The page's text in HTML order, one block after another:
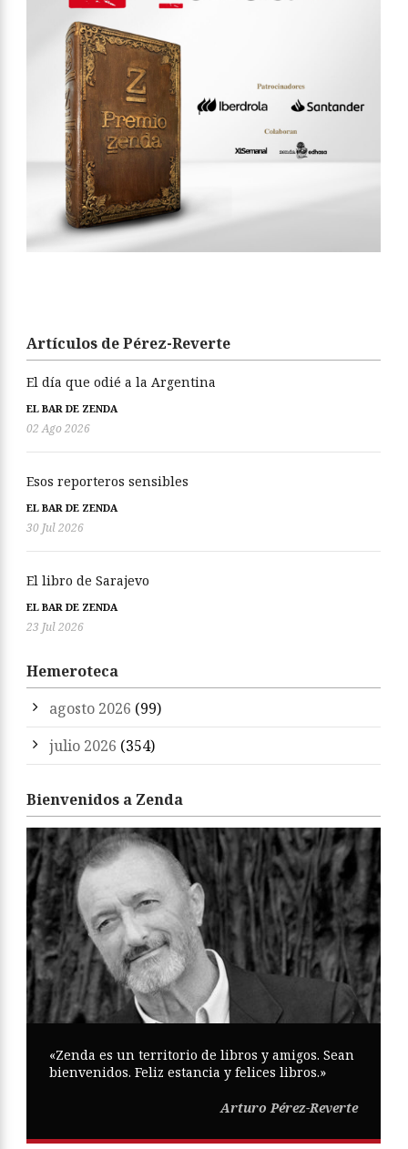
Artículos de Pérez-Reverte
El día que odié a la Argentina
EL BAR DE ZENDA
02 Ago 2026
Esos reporteros sensibles
EL BAR DE ZENDA
30 Jul 2026
El libro de Sarajevo
EL BAR DE ZENDA
23 Jul 2026
Hemeroteca
agosto 2026 (99)
julio 2026 (354)
Bienvenidos a Zenda
«Zenda es un territorio de libros y amigos. Sean
bienvenidos. Feliz estancia y felices libros.»
Arturo Pérez-Reverte